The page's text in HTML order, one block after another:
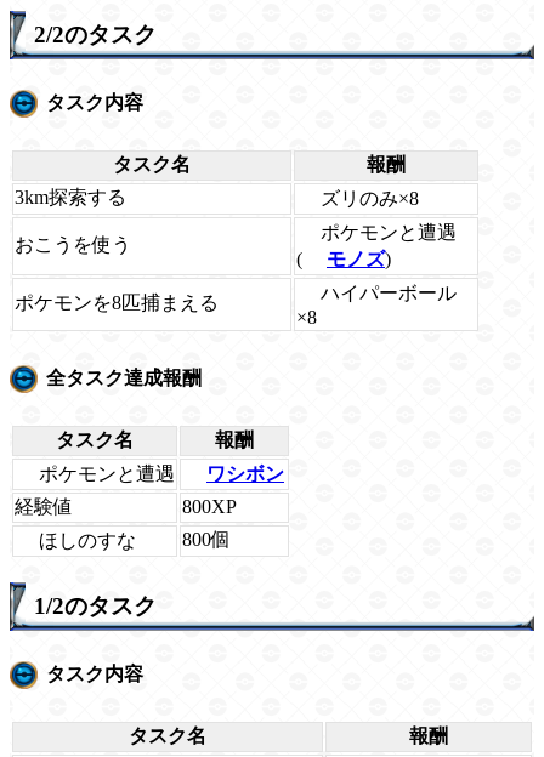
2/2のタスク
タスク内容
タスク名
報酬
3km探索する
ズリのみ×8
おこうを使う
ポケモンと遭遇
(
モノズ)
ポケモンを8匹捕まえる
ハイパーボール
×8
全タスク達成報酬
タスク名
報酬
ポケモンと遭遇
ワシボン
経験値
800XP
ほしのすな
800個
1/2のタスク
タスク内容
タスク名
報酬